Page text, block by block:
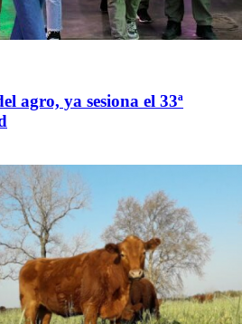
agro, ya sesiona el 33ª